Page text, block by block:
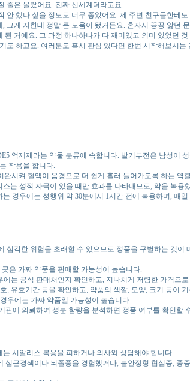
줄은 몰랐어요. 진짜 신세계더라고요.
했나 싶을 정도로 너무 좋았어요. 제 주변 친구들한테
게 저한테 정말 큰 도움이 됐거든요. 혼자서 끙끙 앓던
거예요. 그 과정 하나하나가 다 재미있고 의미 있었던
하고요. 여러분도 혹시 관심 있다면 한번 시작해보시는
억제제라는 약물 분류에 속합니다. 발기부전은 남성이
작용을 합니다.
시켜 혈액이 음경으로 더 쉽게 흘러 들어가도록 하는
는 성적 자극이 있을 때만 효과를 나타내므로, 약을 복용
경우에는 성행위 약 30분에서 1시간 전에 복용하며, 매
각한 위험을 초래할 수 있으므로 정품을 구별하는 것
은 가짜 약품을 판매할 가능성이 높습니다.
는 공식 판매처인지 확인하고, 지나치게 저렴한 가격으
유효기간 등을 확인하고, 약품의 색깔, 모양, 크기 등이
우에는 가짜 약품일 가능성이 높습니다.
에 의뢰하여 성분 함량을 분석하면 정품 여부를 확인할
시알리스 복용을 피하거나 의사와 상담해야 합니다.
근경색이나 뇌졸중을 경험했거나, 불안정형 협심증, 중